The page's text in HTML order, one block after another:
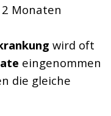
Monaten
wird oft
eingenommen
die gleiche